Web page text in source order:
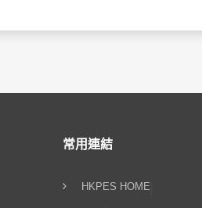
常用連結
HKPES HOME